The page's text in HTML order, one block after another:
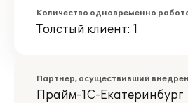
Количество одновременно
Толстый клиент: 1
Партнер, осуществивший
Прайм-1С-Екатеринбург